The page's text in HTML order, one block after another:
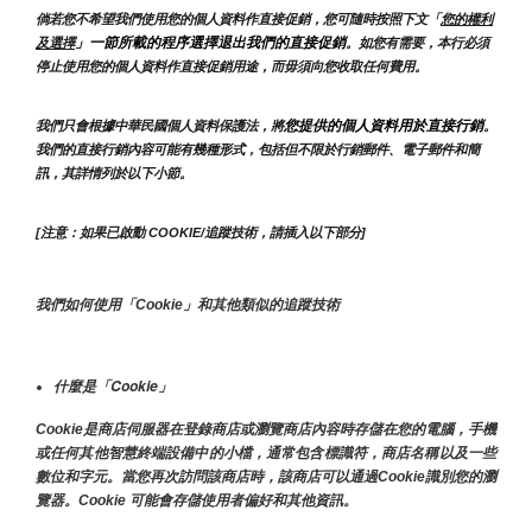
倘若您不希望我們使用您的個人資料作直接促銷，您可隨時按照下文「您的權利
及選擇」一節所載的程序選擇退出我們的直接促銷。如您有需要，本行必須
停止使用您的個人資料作直接促銷用途，而毋須向您收取任何費用。
我們只會根據中華民國個人資料保護法，將您提供的個人資料用於直接行銷。
我們的直接行銷內容可能有幾種形式，包括但不限於行銷郵件、電子郵件和簡
訊，其詳情列於以下小節。
[注意：如果已啟動 COOKIE/追蹤技術，請插入以下部分]
我們如何使用「Cookie」和其他類似的追蹤技術
什麼是「Cookie」
Cookie是商店伺服器在登錄商店或瀏覽商店內容時存儲在您的電腦，手機
或任何其他智慧終端設備中的小檔，通常包含標識符，商店名稱以及一些
數位和字元。當您再次訪問該商店時，該商店可以通過Cookie識別您的瀏
覽器。Cookie 可能會存儲使用者偏好和其他資訊。